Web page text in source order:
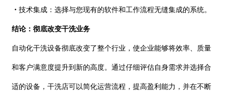
・ 技术集成：选择与您现有的软件和工作流程无缝集成的系统。
结论：彻底改变干洗业务
自动化干洗设备彻底改变了整个行业，使企业能够将效率、质量
和客户满意度提升到新的高度。通过仔细评估自身需求并选择合
适的设备，干洗店可以简化运营流程，提高盈利能力，并在不断